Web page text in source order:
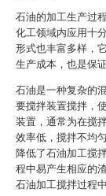
石油的加工生产过
化工领域内应用十
形式也丰富多样，
生产成本，也是保
石油是一种复杂的
要搅拌装置搅拌，
装置，通常为在搅
效率低，搅拌不均
降低了石油加工搅
程中易产生相应的
石油加工搅拌过程